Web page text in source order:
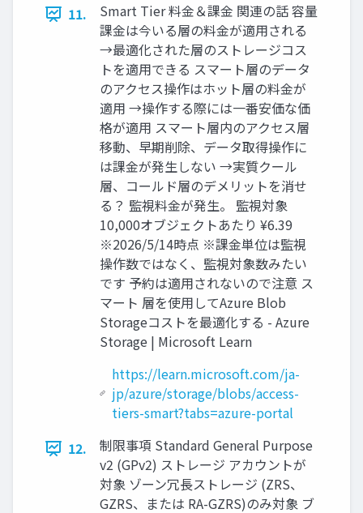
11.
Smart Tier 料金＆課金 関連の話 容量
課金は今いる層の料金が適用される
→最適化された層のストレージコス
トを適用できる スマート層のデータ
のアクセス操作はホット層の料金が
適用 →操作する際には一番安価な価
格が適用 スマート層内のアクセス層
移動、早期削除、データ取得操作に
は課金が発生しない →実質クール
層、コールド層のデメリットを消せ
る？ 監視料金が発生。 監視対象
10,000オブジェクトあたり ¥6.39
※2026/5/14時点 ※課金単位は監視
操作数ではなく、監視対象数みたい
です 予約は適用されないので注意 ス
マート 層を使用してAzure Blob
Storageコストを最適化する - Azure
Storage | Microsoft Learn
https://learn.microsoft.com/ja-
jp/azure/storage/blobs/access-
tiers-smart?tabs=azure-portal
12.
制限事項 Standard General Purpose
v2 (GPv2) ストレージ アカウントが
対象 ゾーン冗長ストレージ (ZRS、
GZRS、または RA-GZRS)のみ対象 ブ